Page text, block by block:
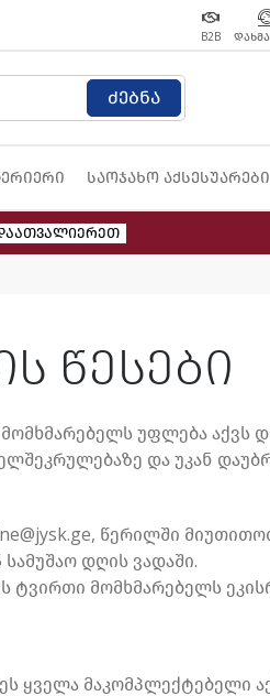
B2B
ძებნა
საოჯახო აქსესუარები
წესები
უფლება აქვს
და უკან
წერილში
დღის ვადაში.
ტვირთი მომხმარებელს
ყველა მაკომპლექტებელი